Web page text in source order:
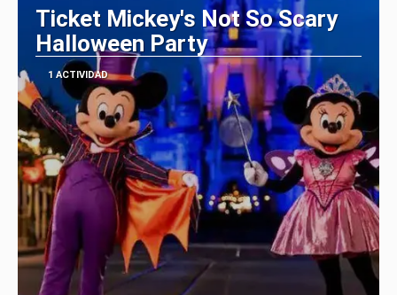
Ticket Mickey's Not So Scary
Halloween Party
1 ACTIVIDAD